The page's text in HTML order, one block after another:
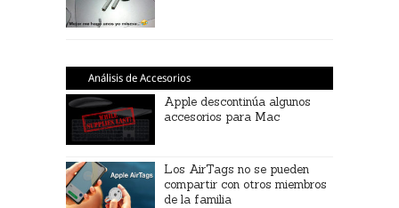
Análisis de Accesorios
Apple descontinúa algunos
accesorios para Mac
Los AirTags no se pueden
compartir con otros miembros
de la familia